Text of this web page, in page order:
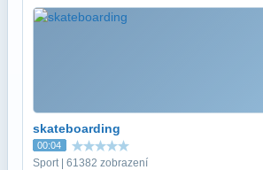
skateboarding
00:04
Sport | 61382 zobrazení